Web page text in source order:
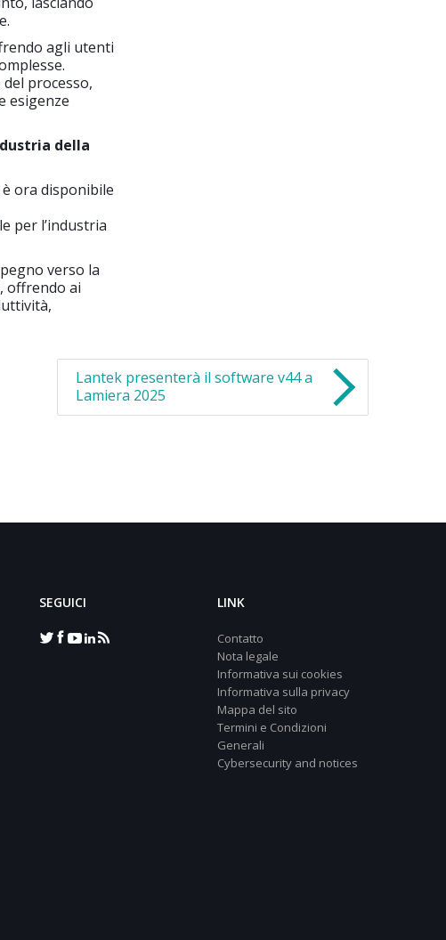
agli utenti
processo,
esigenze
della
ora disponibile
per l’industria
verso la
offrendo ai
Lantek presenterà il software v44 a
Lamiera 2025
SEGUICI LINK
Contatto
Nota legale
Informativa sui cookies
Informativa sulla privacy
Mappa del sito
Termini e Condizioni
Generali
Cybersecurity and notices